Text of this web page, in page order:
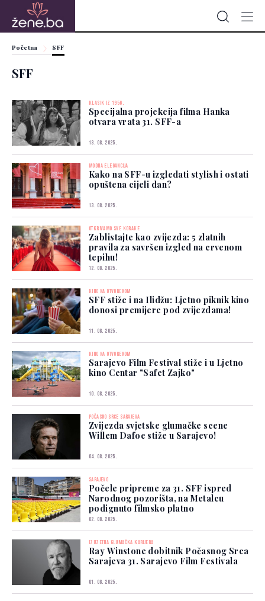
Početna SFF
SFF
KLASIK IZ 1956.
Specijalna projekcija filma Hanka
otvara vrata 31. SFF-a
13. 08. 2025.
MODNA ELEGANCIJA
Kako na SFF-u izgledati stylish i ostati
opuštena cijeli dan?
13. 08. 2025.
OTKRIVAMO SVE KORAKE
Zablistajte kao zvijezda: 5 zlatnih
pravila za savršen izgled na crvenom
tepihu!
12. 08. 2025.
KINO NA OTVORENOM
SFF stiže i na Ilidžu: Ljetno piknik kino
donosi premijere pod zvijezdama!
11. 08. 2025.
KINO NA OTVORENOM
Sarajevo Film Festival stiže i u Ljetno
kino Centar "Safet Zajko"
10. 08. 2025.
POČASNO SRCE SARAJEVA
Zvijezda svjetske glumačke scene
Willem Dafoe stiže u Sarajevo!
04. 08. 2025.
SARAJEVO
Počele pripreme za 31. SFF ispred
Narodnog pozorišta, na Metalcu
podignuto filmsko platno
02. 08. 2025.
IZUZETNA GLUMAČKA KARIJERA
Ray Winstone dobitnik Počasnog Srca
Sarajeva 31. Sarajevo Film Festivala
01. 08. 2025.